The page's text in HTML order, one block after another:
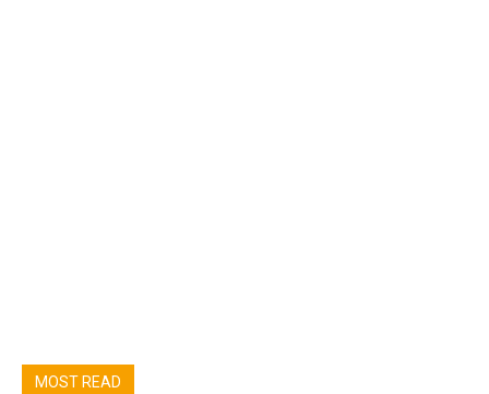
MOST READ